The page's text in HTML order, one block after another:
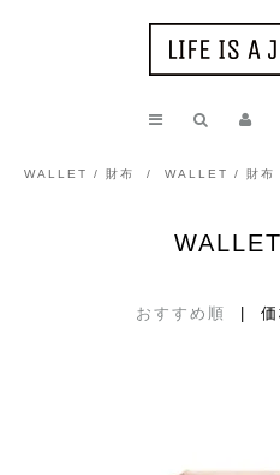
WALLET / 財布 / WALLET / 財布
おすすめ順 | 価